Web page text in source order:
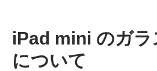
iPad mini のガラ
について